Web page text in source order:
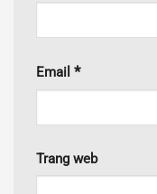
Email *
Trang web